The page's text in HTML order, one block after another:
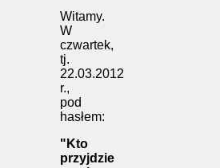
Witamy.
W
czwartek,
tj.
22.03.2012
r.,
pod
hasłem:
"Kto
przyjdzie